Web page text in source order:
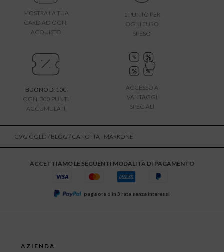
MOSTRA LA TUA
CARD AD OGNI
ACQUISTO
1 PUNTO PER
OGNI EURO
SPESO
BUONO DI 10€
OGNI 300 PUNTI
ACCUMULATI
ACCESSO A
VANTAGGI
SPECIALI
CVG GOLD / BLOG / CANOTTA - MARRONE
ACCETTIAMO LE SEGUENTI MODALITÀ DI PAGAMENTO
paga ora o in 3 rate senza interessi
AZIENDA